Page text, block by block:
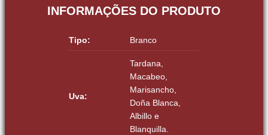
INFORMAÇÕES DO PRODUTO
Tipo: Branco
Uva:
Tardana,
Macabeo,
Marisancho,
Doña Blanca,
Albillo e
Blanquilla.